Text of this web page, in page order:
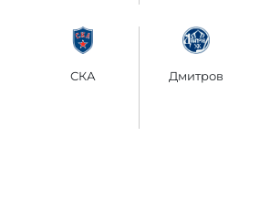
СКА Дмитров